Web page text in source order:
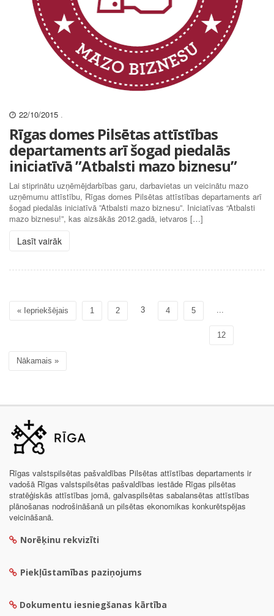
22/10/2015 .
Rīgas domes Pilsētas attīstības
departaments arī šogad piedalās
iniciatīvā ”Atbalsti mazo biznesu”
Lai stiprinātu uzņēmējdarbības garu, darbavietas un veicinātu mazo
uzņēmumu attīstību, Rīgas domes Pilsētas attīstības departaments arī
šogad piedalās iniciatīvā ”Atbalsti mazo biznesu”. Iniciatīvas “Atbalsti
mazo biznesu!”, kas aizsākās 2012.gadā, ietvaros […]
Lasīt vairāk
« Iepriekšējais 1 2 3 4 5
12
Nākamais »
Rīgas valstspilsētas pašvaldības Pilsētas attīstības departaments ir
vadošā Rīgas valstspilsētas pašvaldības iestāde Rīgas pilsētas
stratēģiskās attīstības jomā, galvaspilsētas sabalansētas attīstības
plānošanas nodrošināšanā un pilsētas ekonomikas konkurētspējas
veicināšanā.
Norēķinu rekvizīti
Piekļūstamības paziņojums
Dokumentu iesniegšanas kārtība